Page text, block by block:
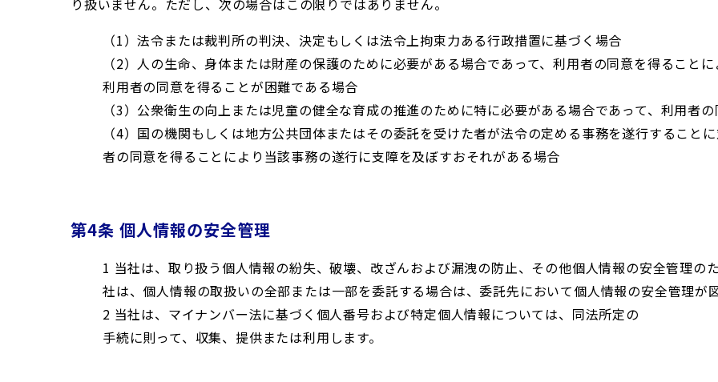
り扱いません。ただし、次の場合はこの限りではありません。
（1）法令または裁判所の判決、決定もしくは法令上拘束力ある行政措置に基づく場合
（2）人の生命、身体または財産の保護のために必要がある場合であって、利用者の同意を得ること
利用者の同意を得ることが困難である場合
（3）公衆衛生の向上または児童の健全な育成の推進のために特に必要がある場合であって、利用者
（4）国の機関もしくは地方公共団体またはその委託を受けた者が法令の定める事務を遂行すること
者の同意を得ることにより当該事務の遂行に支障を及ぼすおそれがある場合
第4条 個人情報の安全管理
1 当社は、取り扱う個人情報の紛失、破壊、改ざんおよび漏洩の防止、その他個人情報の安全管理の
社は、個人情報の取扱いの全部または一部を委託する場合は、委託先において個人情報の安全管理が
2 当社は、マイナンバー法に基づく個人番号および特定個人情報については、同法所定の
手続に則って、収集、提供または利用します。